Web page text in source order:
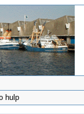
hulp